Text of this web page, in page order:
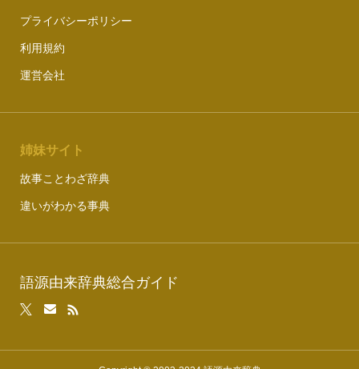
プライバシーポリシー
利用規約
運営会社
姉妹サイト
故事ことわざ辞典
違いがわかる事典
語源由来辞典総合ガイド